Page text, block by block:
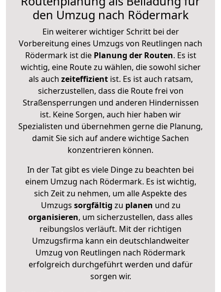
den Umzug nach Rödermark
Ein weiterer wichtiger Schritt bei der
Vorbereitung eines Umzugs von Reutlingen nach
Rödermark ist diePlanung der Routen. Es ist
wichtig, eine Route zu wählen, die sowohl sicher
als auch zeiteffizientist. Es ist auch ratsam,
sicherzustellen, dass die Route frei von
Straßensperrungen und anderen Hindernissen
ist. Keine Sorgen, auch hier haben wir
Spezialisten und übernehmen gerne die Planung,
damit Sie sich auf andere wichtige Sachen
konzentrieren können.
In der Tat gibt es viele Dinge zu beachten bei
einem Umzug nach Rödermark. Es ist wichtig,
sich Zeit zu nehmen, um alle Aspekte des
Umzugs sorgfältig zu planen und zu
organisieren, um sicherzustellen, dass alles
reibungslos verläuft. Mit der richtigen
Umzugsfirma kann ein deutschlandweiter
Umzug von Reutlingen nach Rödermark
erfolgreich durchgeführt werden und dafür
sorgen wir.